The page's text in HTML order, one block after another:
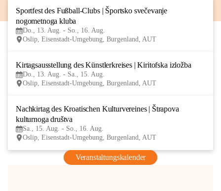
Sportfest des Fußball-Clubs | Športsko svečevanje
nogometnoga kluba
Do., 13. Aug. - So., 16. Aug.
Oslip, Eisenstadt-Umgebung, Burgenland, AUT
Kirtagsausstellung des Künstlerkreises | Kiritofska izložba
Do., 13. Aug. - Sa., 15. Aug.
Oslip, Eisenstadt-Umgebung, Burgenland, AUT
Nachkirtag des Kroatischen Kulturvereines | Štrapova
kulturnoga društva
Sa., 15. Aug. - So., 16. Aug.
Oslip, Eisenstadt-Umgebung, Burgenland, AUT
Veranstaltungskalender